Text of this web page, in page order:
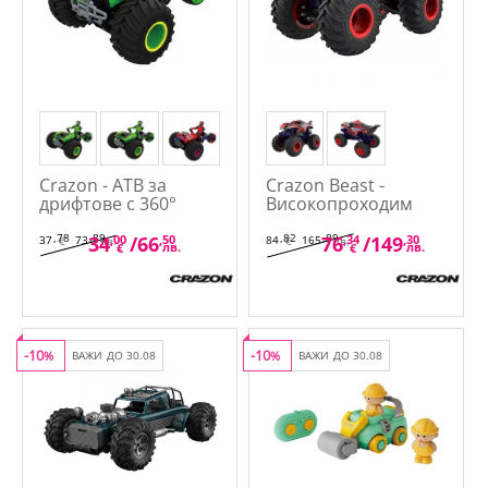
Crazon - АТВ за
дрифтове с 360°
въртене звукови и
светлинни ефекти
37 ,78
€ 73,89лв.
34,00
€ /66 ,50
лв.
Crazon Beast -
Високопроходим
джип за различни
терени
84 ,82
€ 165,89лв.
76,34
€ /149 ,30
лв.
ВАЖИ ДО 30.08
-10% ВАЖИ ДО 30.08
-10%